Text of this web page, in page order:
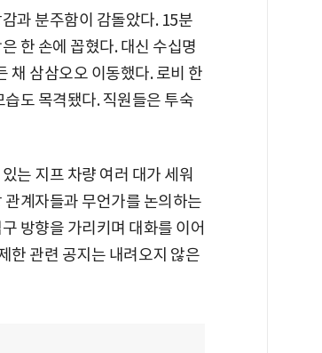
과 분주함이 감돌았다. 15분
한 손에 꼽혔다. 대신 수십명
채 삼삼오오 이동했다. 로비 한
도 목격됐다. 직원들은 투숙
는 지프 차량 여러 대가 세워
계자들과 무언가를 논의하는
방향을 가리키며 대화를 이어
한 관련 공지는 내려오지 않은